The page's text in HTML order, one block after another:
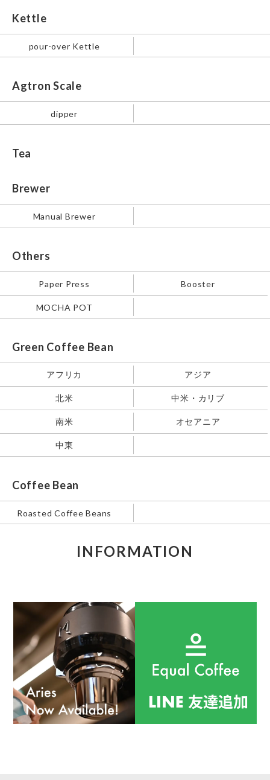
Kettle
pour-over Kettle
Agtron Scale
dipper
Tea
Brewer
Manual Brewer
Others
Paper Press Booster
MOCHA POT
Green Coffee Bean
アフリカ アジア
北米 中米・カリブ
南米 オセアニア
中東
Coffee Bean
Roasted Coffee Beans
INFORMATION